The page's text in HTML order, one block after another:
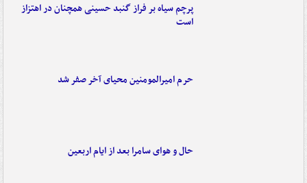
پرچم سیاه بر فراز گنبد حسینی همچنان در اهتزاز
است
حرم امیرالمومنین محیای آخر صفر شد
حال و هوای سامرا بعد از ایام اربعین